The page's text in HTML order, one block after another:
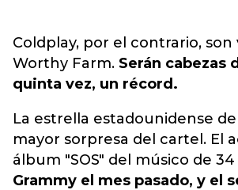
Coldplay, por el contrario,
Worthy Farm. Serán cabezas
quinta vez, un récord.
La estrella estadounidense de
mayor sorpresa del cartel. El
álbum "SOS" del músico de
Grammy el mes pasado, y el